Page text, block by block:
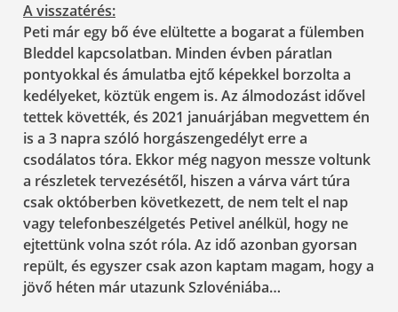
A visszatérés:
Peti már egy bő éve elültette a bogarat a fülemben
Bleddel kapcsolatban. Minden évben páratlan
pontyokkal és ámulatba ejtő képekkel borzolta a
kedélyeket, köztük engem is. Az álmodozást idővel
tettek követték, és 2021 januárjában megvettem én
is a 3 napra szóló horgászengedélyt erre a
csodálatos tóra. Ekkor még nagyon messze voltunk
a részletek tervezésétől, hiszen a várva várt túra
csak októberben következett, de nem telt el nap
vagy telefonbeszélgetés Petivel anélkül, hogy ne
ejtettünk volna szót róla. Az idő azonban gyorsan
repült, és egyszer csak azon kaptam magam, hogy a
jövő héten már utazunk Szlovéniába…